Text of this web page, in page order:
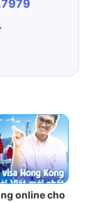
online cho